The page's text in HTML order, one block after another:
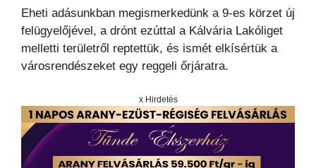
Eheti adásunkban megismerkedünk a 9-es körzet új
felügyelőjével, a drónt ezúttal a Kálvária Lakóliget
melletti területről reptettük, és ismét elkísértük a
városrendészeket egy reggeli őrjáratra.
x Hirdetés